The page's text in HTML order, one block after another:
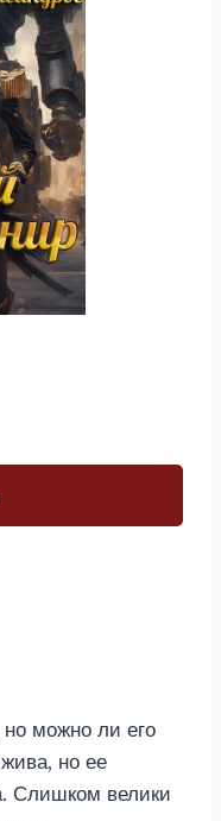
можно ли его
но ее
Слишком велики